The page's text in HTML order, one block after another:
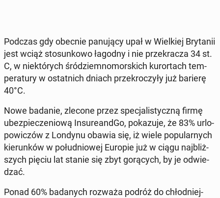
Podczas gdyobecnie pa­nu­ją­cy upał w Wiel­kiej Bry­ta­nii
jest wciąż sto­sun­ko­wo łagodny i nie prze­kra­cza 34 st.
C, w nie­któ­rych śród­ziem­no­mor­skich ku­ror­tach tem­
pe­ra­tu­ry w ostat­nich dniach prze­kro­czy­ły już barierę
40°C.
Nowe badanie, zlecone przez spe­cja­li­stycz­ną firmę
ubez­pie­cze­nio­wą In­su­re­and­Go, po­ka­zu­je, że 83% urlo­
po­wi­czów z Londynu obawia się, iż wiele po­pu­lar­nych
kie­run­ków w po­łu­dnio­wej Europie już w ciągu naj­bliż­
szych pięciu lat stanie się zbyt go­rą­cych, by je od­wie­
dzać.
Ponad 60% ba­da­nych rozważa podróż do chłod­niej­